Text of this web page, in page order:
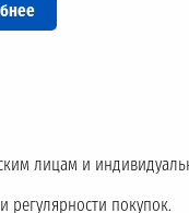
лицам и
регулярности покупок.